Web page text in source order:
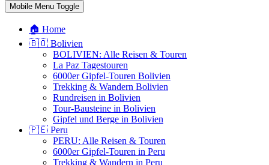
Mobile Menu Toggle
🏠 Home
🇧🇴 Bolivien
BOLIVIEN: Alle Reisen & Touren
La Paz Tagestouren
6000er Gipfel-Touren Bolivien
Trekking & Wandern Bolivien
Rundreisen in Bolivien
Tour-Bausteine in Bolivien
Gipfel und Berge in Bolivien
🇵🇪 Peru
PERU: Alle Reisen & Touren
6000er Gipfel-Touren in Peru
Trekking & Wandern in Peru